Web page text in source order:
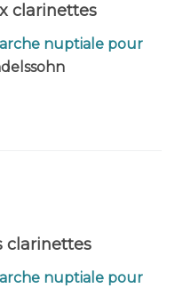
clarinettes
nuptiale pour
clarinettes
nuptiale pour